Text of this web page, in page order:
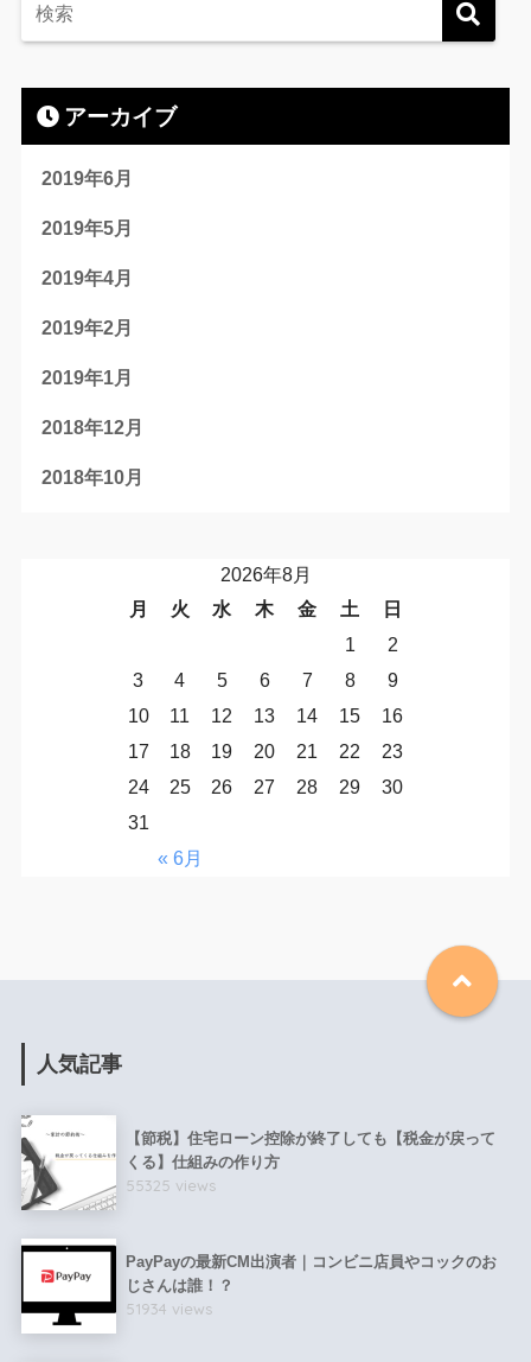
アーカイブ
2019年6月
2019年5月
2019年4月
2019年2月
2019年1月
2018年12月
2018年10月
2026年8月
月
火 水 木 金 土 日
« 6月
1
2
3
4 5 6 7 8
9
10
11 12 13 14 15
16
17
18 19 20 21 22
23
24
25 26 27 28 29
30
31
人気記事
【節税】住宅ローン控除が終了しても【税金が戻って
くる】仕組みの作り方
55325 views
PayPayの最新CM出演者｜コンビニ店員やコックのお
じさんは誰！？
51934 views